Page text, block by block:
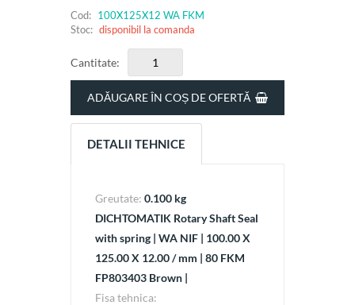
Cod: 100X125X12 WA FKM
Stoc: disponibil la comanda
Cantitate:
DETALII TEHNICE
Greutate: 0.100 kg
DICHTOMATIK Rotary Shaft Seal
with spring | WA NIF | 100.00 X
125.00 X 12.00 / mm | 80 FKM
FP803403 Brown |
Fisa tehnica: